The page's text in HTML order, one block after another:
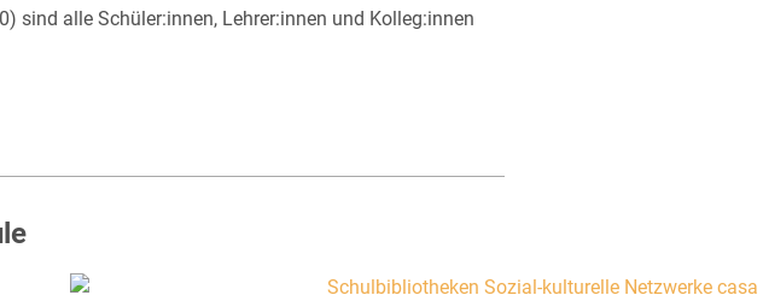
sind alle Schüler:innen, Lehrer:innen und Kolleg:innen